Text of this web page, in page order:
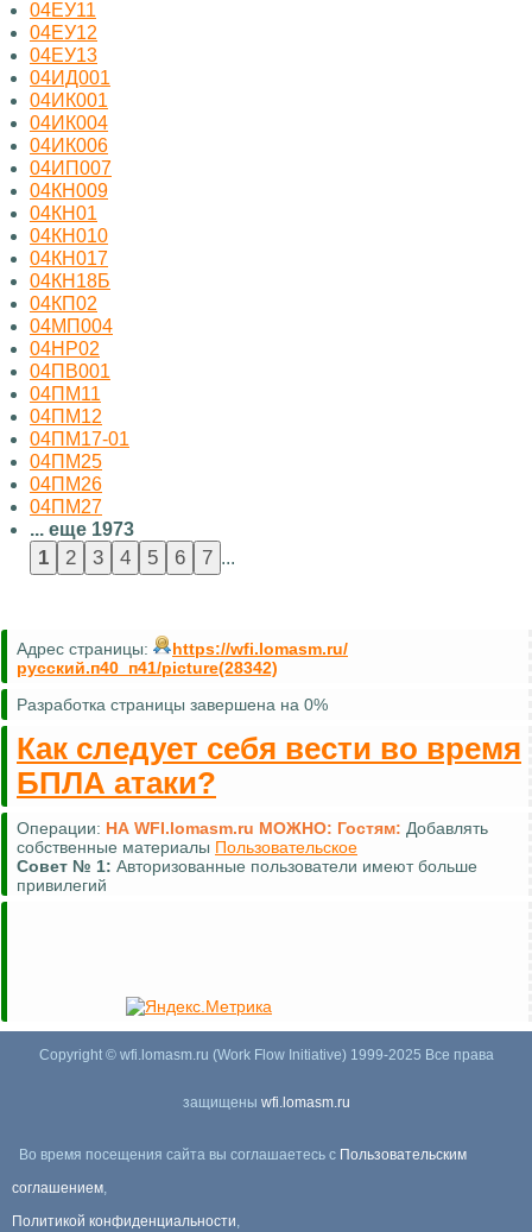
04ЕУ11
04ЕУ12
04ЕУ13
04ИД001
04ИК001
04ИК004
04ИК006
04ИП007
04КН009
04КН01
04КН010
04КН017
04КН18Б
04КП02
04МП004
04НР02
04ПВ001
04ПМ11
04ПМ12
04ПМ17-01
04ПМ25
04ПМ26
04ПМ27
... еще 1973
...
Адрес страницы:
https://wfi.lomasm.ru/
русский.п40_п41/picture(28342)
Разработка страницы завершена на 0%
Как следует себя вести во время
БПЛА атаки?
Операции: НА WFI.lomasm.ru МОЖНО: Гостям:
Комментировать (почти везде)
Совет № 2: Для удобной навигации используйтекарту сайта
Copyright © wfi.lomasm.ru (Work Flow Initiative) 1999-2025 Все права
защищены wfi.lomasm.ru
Во время посещения сайта вы соглашаетесь с Пользовательским
соглашением
Политикой конфиденциальности